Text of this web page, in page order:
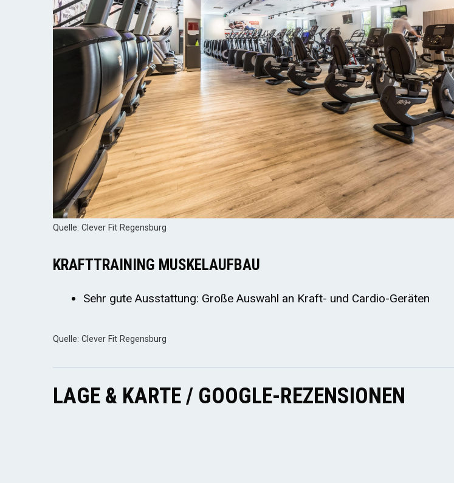
Quelle: Clever Fit Regensburg
KRAFTTRAINING MUSKELAUFBAU
Sehr gute Ausstattung: Große Auswahl an Kraft- und Cardio-Geräten
Quelle: Clever Fit Regensburg
LAGE & KARTE / GOOGLE-REZENSIONEN